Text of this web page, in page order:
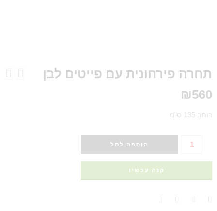
תחרה פירחונית עם פייטים לבן
₪560
רוחב 135 ס”מ
הוספה לסל
קנה עכשיו